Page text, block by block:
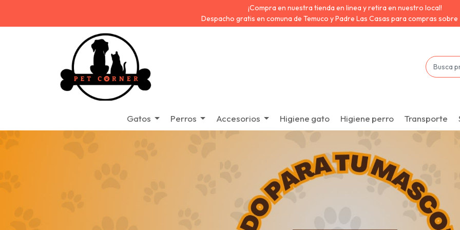
¡Compra en nuestra tienda en linea y retira en nuestro local!
Despacho gratis en comuna de Temuco y Padre Las Casas para compras
Gatos Perros Accesorios Higiene gato Higiene perro Transporte